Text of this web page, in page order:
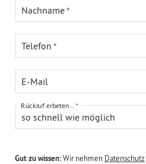
Nachname
Telefon
E-Mail
so schnell wie möglich
Rückruf erbeten...
Gut zu wissen:Wir nehmen Datenschutz